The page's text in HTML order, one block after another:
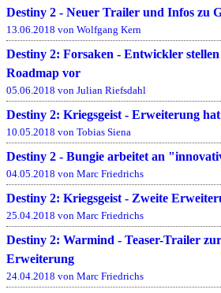
Destiny 2 - Neuer Trailer und Infos zu
13.06.2018 von Wolfgang Kern
Destiny 2: Forsaken - Entwickler
Roadmap vor
05.06.2018 von Julian Riefsdahl
Destiny 2: Kriegsgeist - Erweiterung
10.05.2018 von Tobias Siena
Destiny 2 - Bungie arbeitet an
04.05.2018 von Marc Friedrichs
Destiny 2: Kriegsgeist - Zweite
25.04.2018 von Marc Friedrichs
Destiny 2: Warmind - Teaser-Trailer
Erweiterung
24.04.2018 von Marc Friedrichs